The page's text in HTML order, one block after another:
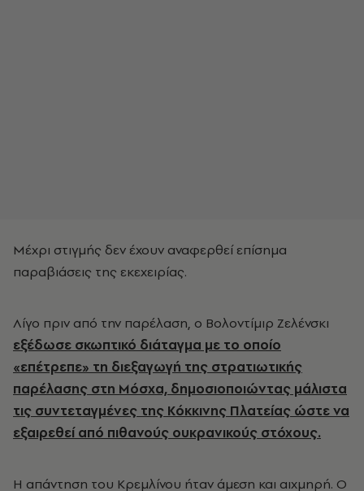
Μέχρι στιγμής δεν έχουν αναφερθεί επίσημα
παραβιάσεις της εκεχειρίας.
Λίγο πριν από την παρέλαση, ο Βολοντίμιρ Ζελένσκι
εξέδωσε σκωπτικό διάταγμα με το οποίο
«επέτρεπε» τη διεξαγωγή της στρατιωτικής
παρέλασης στη Μόσχα, δημοσιοποιώντας μάλιστα
τις συντεταγμένες της Κόκκινης Πλατείας ώστε να
εξαιρεθεί από πιθανούς ουκρανικούς στόχους.
Η απάντηση του Κρεμλίνου ήταν άμεση και αιχμηρή. Ο